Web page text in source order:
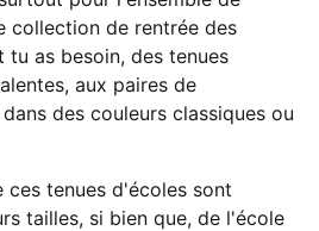
collection de rentrée des
as besoin, des tenues
aux paires de
des couleurs classiques ou
ces tenues d'écoles sont
tailles, si bien que, de l'école